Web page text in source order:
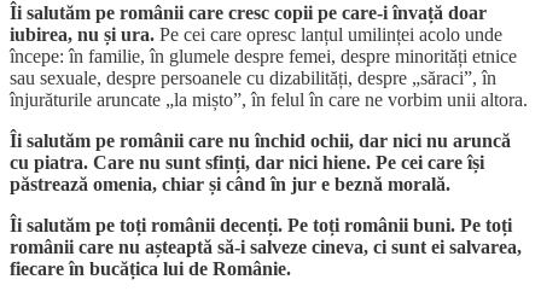
Îi salutăm pe românii care cresc copii pe care-i învață doar
iubirea, nu și ura. Pe cei care opresc lanțul umilinței acolo unde
începe: în familie, în glumele despre femei, despre minorități etnice
sau sexuale, despre persoanele cu dizabilități, despre „săraci”, în
înjurăturile aruncate „la mișto”, în felul în care ne vorbim unii altora.
Îi salutăm pe românii care nu închid ochii, dar nici nu aruncă
cu piatra. Care nu sunt sfinți, dar nici hiene. Pe cei care își
păstrează omenia, chiar și când în jur e beznă morală.
Îi salutăm pe toți românii decenți. Pe toți românii buni. Pe toți
românii care nu așteaptă să-i salveze cineva, ci sunt ei salvarea,
fiecare în bucățica lui de Românie.